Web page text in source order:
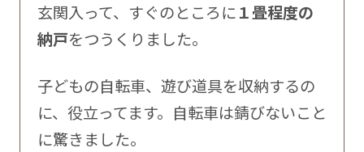
玄関入って、すぐのところに１畳程度の
納戸をつうくりました。
子どもの自転車、遊び道具を収納するの
に、役立ってます。自転車は錆びないこと
に驚きました。